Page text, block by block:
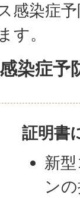
感染症
す。
染症予
証明書
新
ン